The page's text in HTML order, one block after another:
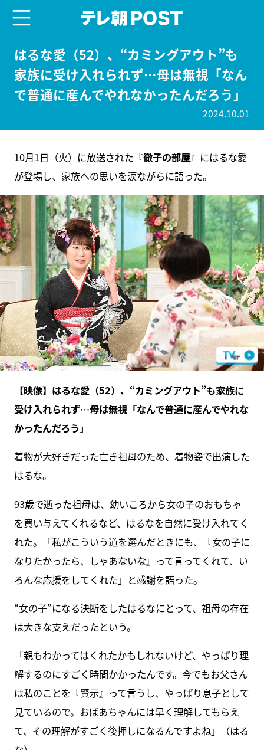
はるな愛（52）、“カミングアウト”も
家族に受け入れられず…母は無視「なん
で普通に産んでやれなかったんだろう」
2024.10.01
10月1日（火）に放送された『徹子の部屋』にはるな愛
が登場し、家族への思いを涙ながらに語った。
【映像】はるな愛（52）、“カミングアウト”も家族に
受け入れられず…母は無視「なんで普通に産んでやれな
かったんだろう」
着物が大好きだった亡き祖母のため、着物姿で出演した
はるな。
93歳で逝った祖母は、幼いころから女の子のおもちゃ
を買い与えてくれるなど、はるなを自然に受け入れてく
れた。「私がこういう道を選んだときにも、『女の子に
なりたかったら、しゃあないな』って言ってくれて、い
ろんな応援をしてくれた」と感謝を語った。
“女の子”になる決断をしたはるなにとって、祖母の存在
は大きな支えだったという。
「親もわかってはくれたかもしれないけど、やっぱり理
解するのにすごく時間かかったんです。今でもお父さん
は私のことを『賢示』って言うし、やっぱり息子として
見ているので。おばあちゃんには早く理解してもらえ
て、その理解がすごく後押しになるんですよね」（はる